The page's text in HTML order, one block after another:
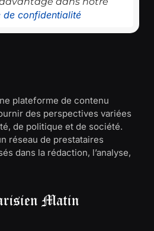
de confidentialité
plateforme de contenu
des perspectives variées
de politique et de société.
réseau de prestataires
dans la rédaction, l’analyse,